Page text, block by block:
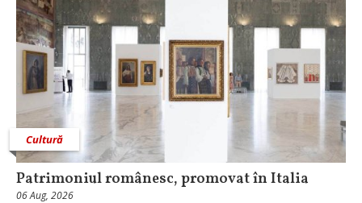
Cultură
Patrimoniul românesc, promovat în Italia
06 Aug, 2026